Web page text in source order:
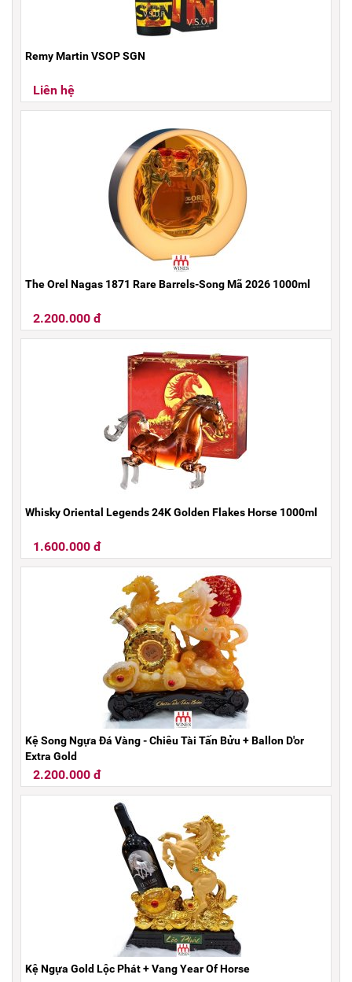
Remy Martin VSOP SGN
Liên hệ
The Orel Nagas 1871 Rare Barrels-Song Mã 2026 1000ml
2.200.000 đ
Whisky Oriental Legends 24K Golden Flakes Horse 1000ml
1.600.000 đ
Kệ Song Ngựa Đá Vàng - Chiêu Tài Tấn Bửu + Ballon D'or
Extra Gold
2.200.000 đ
Kệ Ngựa Gold Lộc Phát + Vang Year Of Horse